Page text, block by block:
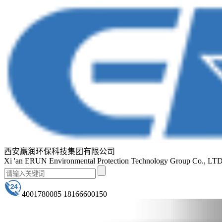
西安赢润环保科技集团有限公司
Xi 'an ERUN Environmental Protection Technology Group Co.,
4001780085 18166600150